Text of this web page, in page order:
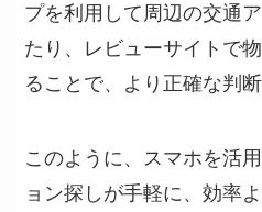
プを利用して周辺の交通
たり、レビューサイトで
ることで、より正確な判断
このように、スマホを活
ョン探しが手軽に、効率